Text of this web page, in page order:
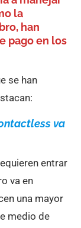
la
han
pago en los
se han
va
entrar
va en
una mayor
medio de